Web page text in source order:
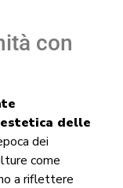
con
delle
dei
come
a riflettere